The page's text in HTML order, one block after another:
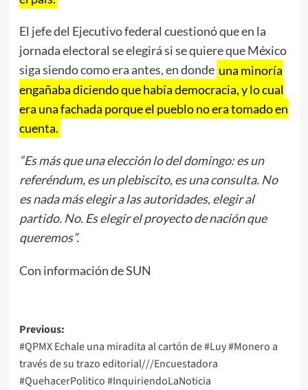
El jefe del Ejecutivo federal cuestionó que en la
jornada electoral se elegirá si se quiere que México
siga siendo como era antes, en donde una minoría
engañaba diciendo que había democracia, y lo cual
era una fachada porque el pueblo no era tomado en
cuenta.
“Es más que una elección lo del domingo: es un
referéndum, es un plebiscito, es una consulta. No
es nada más elegir a las autoridades, elegir al
partido. No. Es elegir el proyecto de nación que
queremos”.
Con información de SUN
Post
navigation
Previous:
#QPMX Echale una miradita al cartón de #Luy #Monero a
través de su trazo editorial///Encuestadora
#QuehacerPolitico #InquiriendoLaNoticia